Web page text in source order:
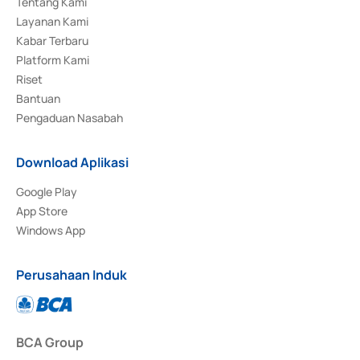
Layanan Kami
Kabar Terbaru
Platform Kami
Riset
Bantuan
Pengaduan Nasabah
Download Aplikasi
Google Play
App Store
Windows App
Perusahaan Induk
BCA Group